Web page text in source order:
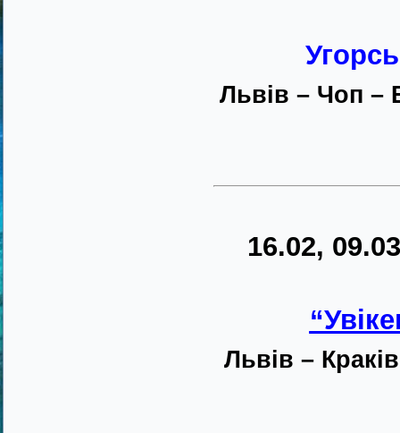
Львів – Чоп –
16.02,
Львів –